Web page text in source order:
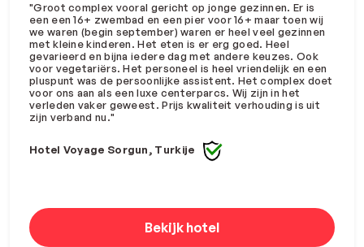
"Groot complex vooral gericht op jonge gezinnen. Er is
een een 16+ zwembad en een pier voor 16+ maar toen wij
we waren (begin september) waren er heel veel gezinnen
met kleine kinderen. Het eten is er erg goed. Heel
gevarieerd en bijna iedere dag met andere keuzes. Ook
voor vegetariërs. Het personeel is heel vriendelijk en een
pluspunt was de persoonlijke assistent. Het complex doet
voor ons aan als een luxe centerparcs. Wij zijn in het
verleden vaker geweest. Prijs kwaliteit verhouding is uit
zijn verband nu."
Hotel Voyage Sorgun, Turkije
Bekijk hotel